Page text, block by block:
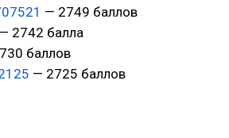
— 2749 баллов
— 2742 балла
баллов
— 2725 баллов